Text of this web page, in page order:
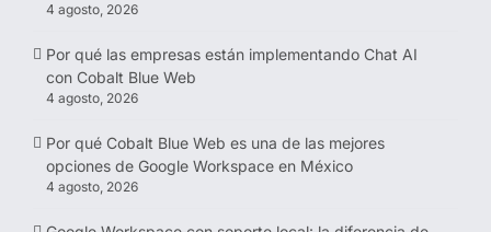
4 agosto, 2026
Por qué las empresas están implementando Chat AI
con Cobalt Blue Web
4 agosto, 2026
Por qué Cobalt Blue Web es una de las mejores
opciones de Google Workspace en México
4 agosto, 2026